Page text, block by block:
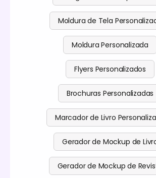
Moldura de Tela
Moldura Personalizada
Flyers Personalizados
Brochuras Personalizadas
Marcador de Livro
Gerador de Mockup de
Gerador de Mockup de